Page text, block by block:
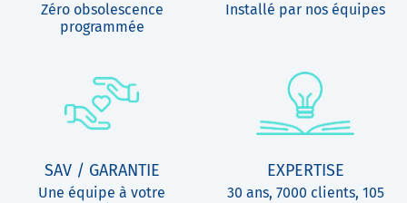
Zéro obsolescence
programmée
Installé par nos équipes
SAV / GARANTIE
Une équipe à votre
EXPERTISE
30 ans, 7000 clients, 105